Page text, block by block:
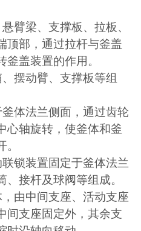
臂梁、支撑板、拉板、
顶部，通过拉杆与釜盖
盖装置的作用。
摆动臂、支撑板等组
体法兰侧面，通过齿轮
心轴旋转，使釜体和釜
锁装置固定于釜体法兰
接杆及球阀等组成。
由中间支座、活动支座
间支座固定外，其余支